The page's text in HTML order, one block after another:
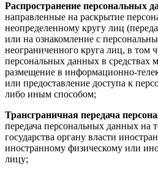
Распространение персональных
направленные на раскрытие
неопределенному кругу лиц
или на ознакомление с
неограниченного круга лиц, в том
персональных данных в средствах
размещение в информационно-
или предоставление доступа к
либо иным способом;
Трансграничная передача
передача персональных данных на
государства органу власти
иностранному физическому или
лицу;